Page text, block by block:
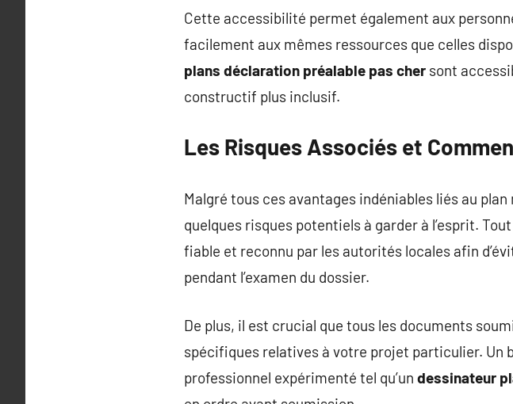
Cette accessibilité permet également aux
facilement aux mêmes ressources que celles
plans déclaration préalable pas cher sont
constructif plus inclusif.
Les Risques Associés et
Malgré tous ces avantages indéniables liés au
quelques risques potentiels à garder à l’esprit.
fiable et reconnu par les autorités locales afin
pendant l’examen du dossier.
De plus, il est crucial que tous les documents
spécifiques relatives à votre projet particulier. Un
professionnel expérimenté tel qu’un dessinateur